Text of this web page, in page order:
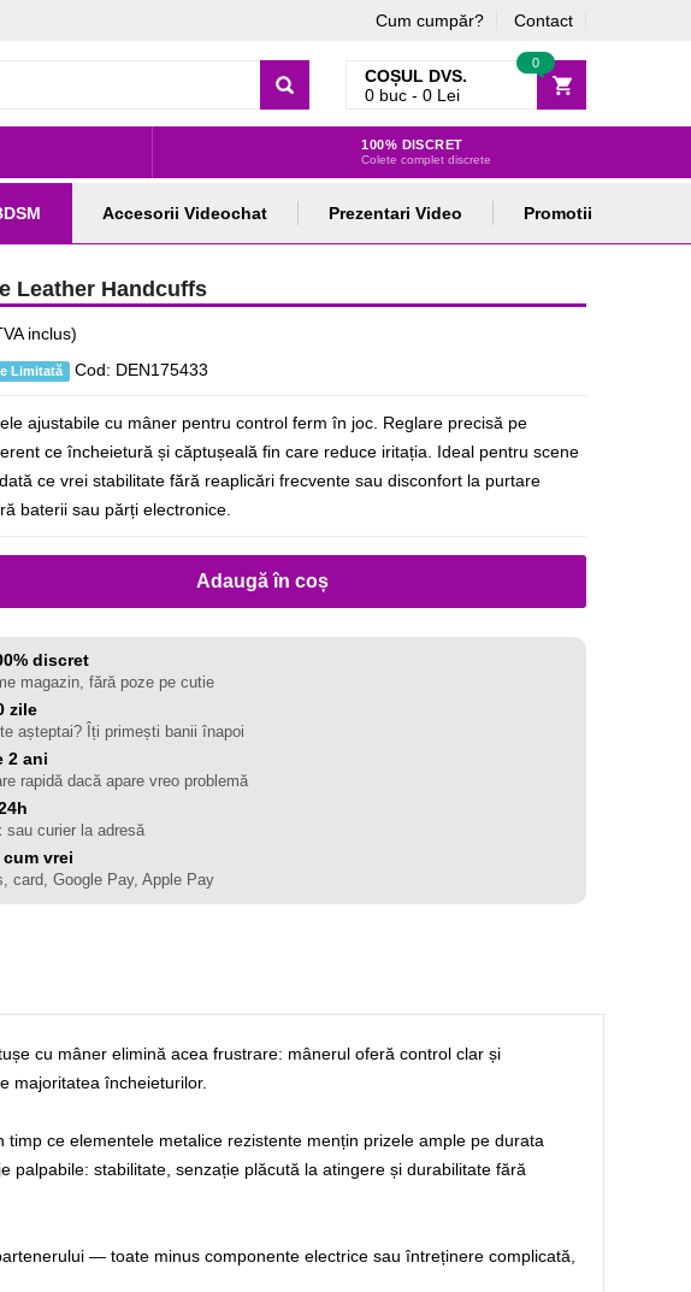
Cum cumpăr? Contact
COȘUL DVS.
0 buc - 0 Lei
0
100% DISCRET
Colete complet discrete
Accesorii Videochat Prezentari Video Promotii
Leather Handcuffs
inclus)
Limitată Cod: DEN175433
ajustabile cu mâner pentru control ferm în joc. Reglare precisă pe
ce încheietură și căptușeală fin care reduce iritația. Ideal pentru scene
ce vrei stabilitate fără reaplicări frecvente sau disconfort la purtare
baterii sau părți electronice.
Adaugă în coș
discret
magazin, fără poze pe cutie
zile
așteptai? Îți primești banii înapoi
2 ani
rapidă dacă apare vreo problemă
sau curier la adresă
vrei
card, Google Pay, Apple Pay
cu mâner elimină acea frustrare: mânerul oferă control clar și
majoritatea încheieturilor.
ce elementele metalice rezistente mențin prizele ample pe durata
stabilitate, senzație plăcută la atingere și durabilitate fără
— toate minus componente electrice sau întreținere complicată,